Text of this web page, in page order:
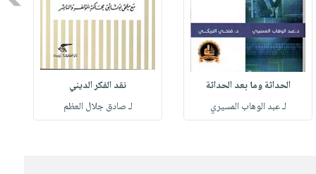
الحداثة وما بعد الحداثة
لـ عبد الوهاب المسيري
نقد الفكر الديني
لـ صادق جلال العظم